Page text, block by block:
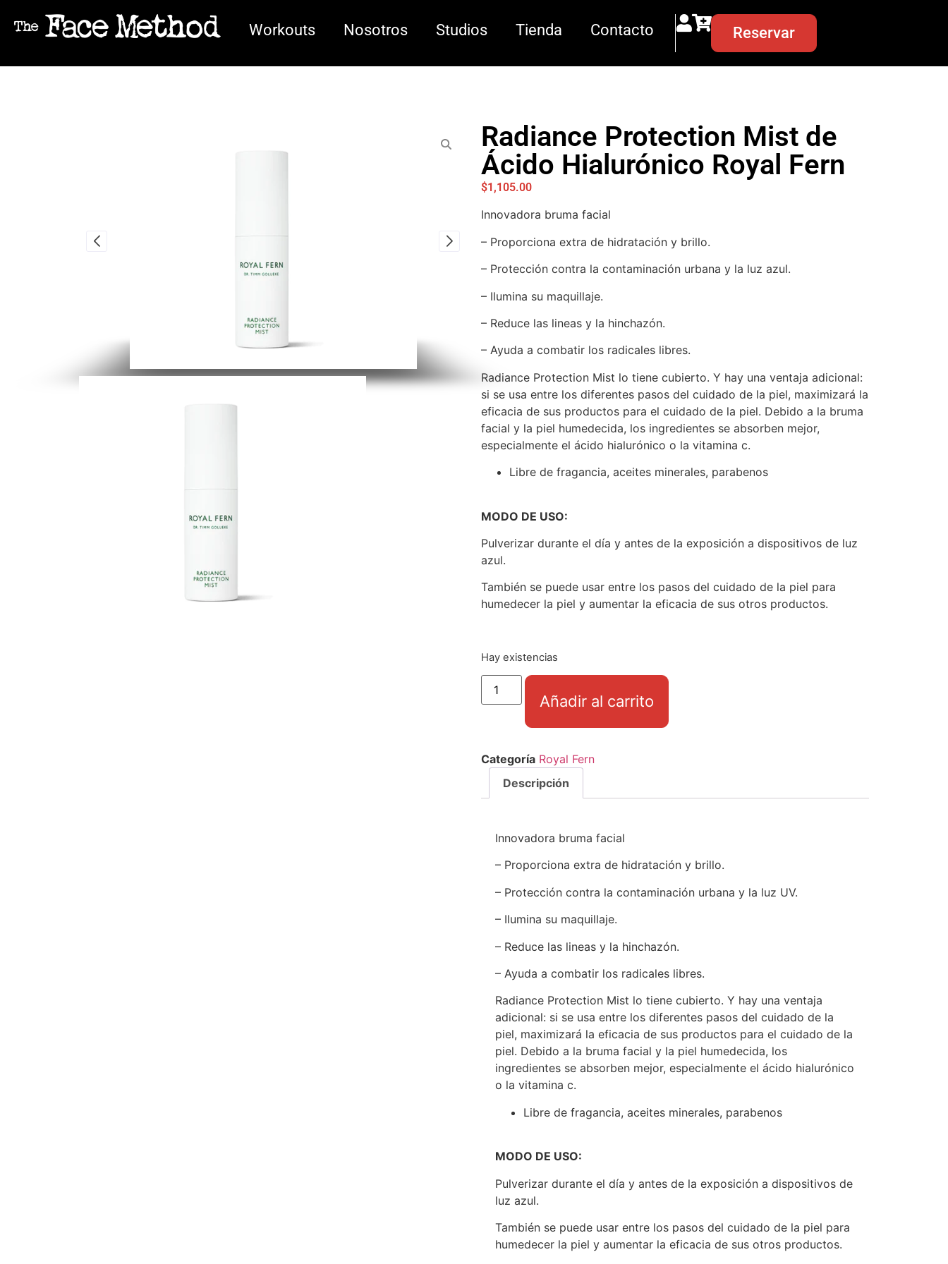
Workouts Nosotros Studios Tienda Contacto Reservar
Radiance Protection Mist de
Ácido Hialurónico Royal Fern
$1,105.00
Innovadora bruma facial
– Proporciona extra de hidratación y brillo.
– Protección contra la contaminación urbana y la luz azul.
– Ilumina su maquillaje.
– Reduce las lineas y la hinchazón.
– Ayuda a combatir los radicales libres.
Radiance Protection Mist lo tiene cubierto. Y hay una ventaja adicional:
si se usa entre los diferentes pasos del cuidado de la piel, maximizará la
eficacia de sus productos para el cuidado de la piel. Debido a la bruma
facial y la piel humedecida, los ingredientes se absorben mejor,
especialmente el ácido hialurónico o la vitamina c.
Libre de fragancia, aceites minerales, parabenos
MODO DE USO:
Pulverizar durante el día y antes de la exposición a dispositivos de luz
azul.
También se puede usar entre los pasos del cuidado de la piel para
humedecer la piel y aumentar la eficacia de sus otros productos.
Hay existencias
Añadir al carrito
Categoría Royal Fern
Descripción
Innovadora bruma facial
– Proporciona extra de hidratación y brillo.
– Protección contra la contaminación urbana y la luz UV.
– Ilumina su maquillaje.
– Reduce las lineas y la hinchazón.
– Ayuda a combatir los radicales libres.
Radiance Protection Mist lo tiene cubierto. Y hay una ventaja
adicional: si se usa entre los diferentes pasos del cuidado de la
piel, maximizará la eficacia de sus productos para el cuidado de la
piel. Debido a la bruma facial y la piel humedecida, los
ingredientes se absorben mejor, especialmente el ácido hialurónico
o la vitamina c.
Libre de fragancia, aceites minerales, parabenos
MODO DE USO:
Pulverizar durante el día y antes de la exposición a dispositivos de
luz azul.
También se puede usar entre los pasos del cuidado de la piel para
humedecer la piel y aumentar la eficacia de sus otros productos.